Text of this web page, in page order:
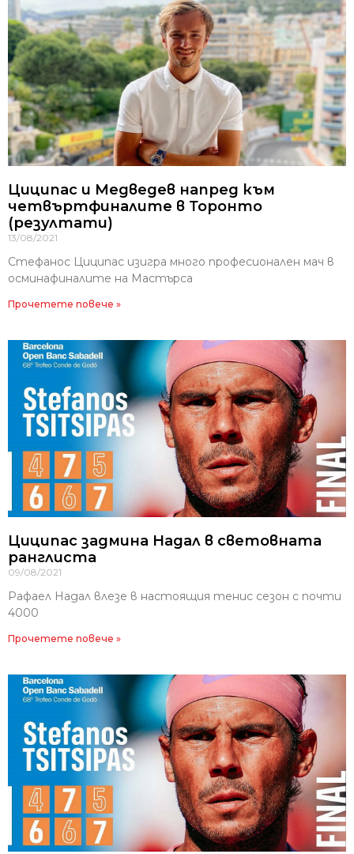
Циципас и Медведев напред към
четвъртфиналите в Торонто
(резултати)
13/08/2021
Стефанос Циципас изигра много професионален мач в
осминафиналите на Мастърса
Прочетете повече »
Циципас задмина Надал в световната
ранглиста
09/08/2021
Рафаел Надал влезе в настоящия тенис сезон с почти
4000
Прочетете повече »